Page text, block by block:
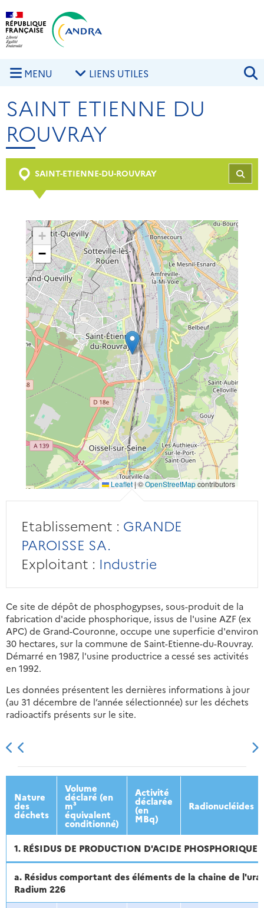
Aller au contenu principal
MENU LIENS UTILES
SAINT ETIENNE DU
ROUVRAY
SAINT-ETIENNE-DU-ROUVRAY
+
−
Leaflet|©OpenStreetMapcontributors
Etablissement : GRANDE
PAROISSE SA.
Exploitant : Industrie
Ce site de dépôt de phosphogypses, sous-produit de la
fabrication d'acide phosphorique, issus de l'usine AZF (ex
APC) de Grand-Couronne, occupe une superficie d'environ
30 hectares, sur la commune de Saint-Etienne-du-Rouvray.
Démarré en 1987, l'usine productrice a cessé ses activités
en 1992.
Les données présentent les dernières informations à jour
(au 31 décembre de l’année sélectionnée) sur les déchets
radioactifs présents sur le site.
2013 2014 2015 2016
Nature
des
déchets
Volume
déclaré (en
m³
équivalent
conditionné)
Activité
déclarée
(en
MBq)
Radionucléides
1. RÉSIDUS DE PRODUCTION D'ACIDE PHOSPHORIQUE
a. Résidus comportant des éléments de la chaine de
Radium 226